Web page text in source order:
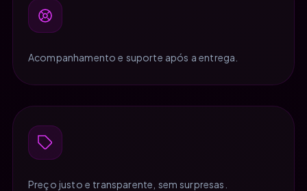
Acompanhamento e suporte após a entrega.
Preço justo e transparente, sem surpresas.